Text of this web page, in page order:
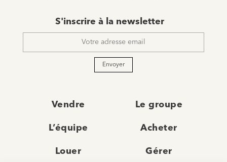
mail
S'inscrire à la newsletter
Envoyer
Vendre Le groupe
L’équipe Acheter
Louer Gérer